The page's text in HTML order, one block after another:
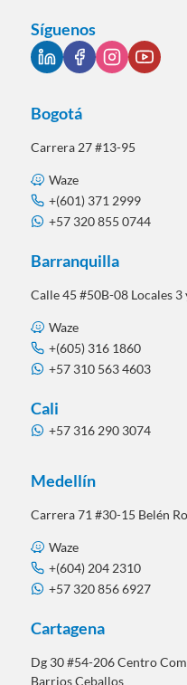
Síguenos
Bogotá
Carrera 27 #13-95
Waze
+(601) 371 2999
+57 320 855 0744
Barranquilla
Calle 45 #50B-08 Locales 3
Waze
+(605) 316 1860
+57 310 563 4603
Cali
+57 316 290 3074
Medellín
Carrera 71 #30-15 Belén
Waze
+(604) 204 2310
+57 320 856 6927
Cartagena
Dg 30 #54-206 Centro
Barrios Ceballos